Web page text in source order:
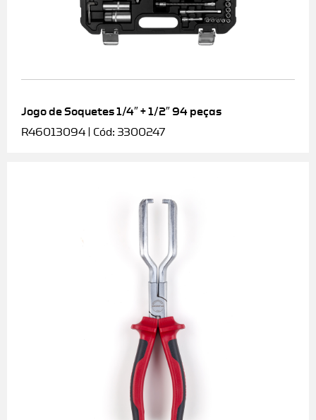
Jogo de Soquetes 1/4″ + 1/2″ 94 peças
R46013094 | Cód: 3300247